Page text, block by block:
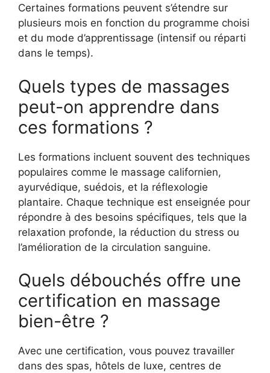
Certaines formations peuvent s’étendre sur
plusieurs mois en fonction du programme choisi
et du mode d’apprentissage (intensif ou réparti
dans le temps).
Quels types de massages
peut-on apprendre dans
ces formations ?
Les formations incluent souvent des techniques
populaires comme le massage californien,
ayurvédique, suédois, et la réflexologie
plantaire. Chaque technique est enseignée pour
répondre à des besoins spécifiques, tels que la
relaxation profonde, la réduction du stress ou
l’amélioration de la circulation sanguine.
Quels débouchés offre une
certification en massage
bien-être ?
Avec une certification, vous pouvez travailler
dans des spas, hôtels de luxe, centres de